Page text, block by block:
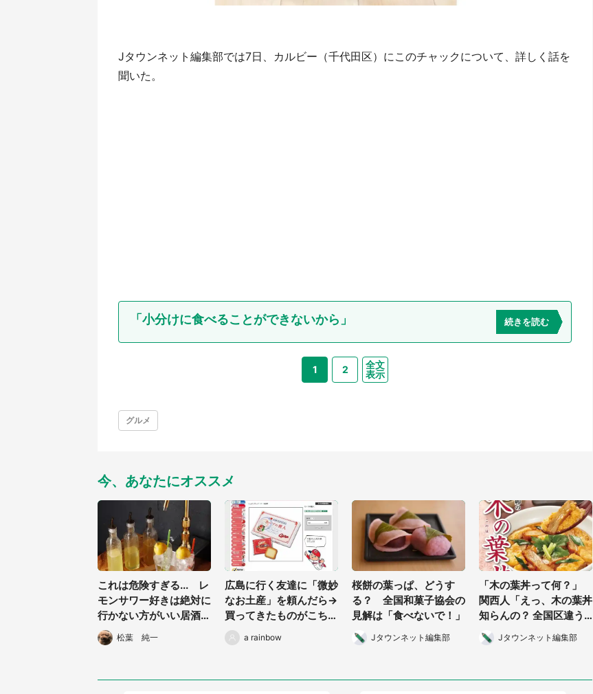
Jタウンネット編集部では7日、カルビー（千代田区）にこのチャックについて、詳しく話を
聞いた。
「小分けに食べることができないから」 続きを読む
1 2
全文
表示
グルメ
今、あなたにオススメ
これは危険すぎる... レ
モンサワー好きは絶対に
行かない方がいい居酒屋
が発見される
松葉 純一
広島に行く友達に「微妙
なお土産」を頼んだら→
買ってきたものがこちら
です
a rainbow
桜餅の葉っぱ、どうす
る？ 全国和菓子協会の
見解は「食べないで！」
Jタウンネット編集部
「木の葉丼って何？」
関西人「えっ、木の葉丼
知らんの？ 全国区違う
の？」
Jタウンネット編集部